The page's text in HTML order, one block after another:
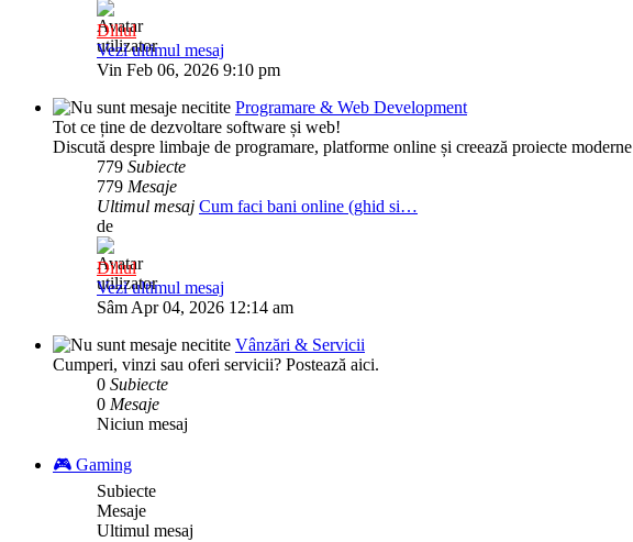
Diliul
Vezi ultimul mesaj
Vin Feb 06, 2026 9:10 pm
Programare & Web Development
Tot ce ține de dezvoltare software și web!
Discută despre limbaje de programare, platforme online și creează proiecte moderne
779 Subiecte
779 Mesaje
Ultimul mesaj Cum faci bani online (ghid si…
de
Diliul
Vezi ultimul mesaj
Sâm Apr 04, 2026 12:14 am
Vânzări & Servicii
Cumperi, vinzi sau oferi servicii? Postează aici.
0 Subiecte
0 Mesaje
Niciun mesaj
🎮 Gaming
Subiecte
Mesaje
Ultimul mesaj